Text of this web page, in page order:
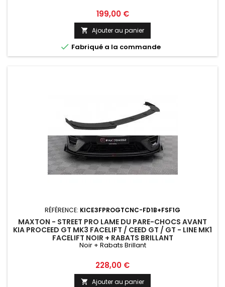
Prix
199,00 €
 Ajouter au panier
 Fabriqué a la commande
RÉFÉRENCE: KICE3FPROGTCNC-FD1B+FSF1G
MAXTON - STREET PRO LAME DU PARE-CHOCS AVANT
KIA PROCEED GT MK3 FACELIFT / CEED GT / GT - LINE MK1
FACELIFT NOIR + RABATS BRILLANT
Noir + Rabats Brillant
Prix
228,00 €
 Ajouter au panier